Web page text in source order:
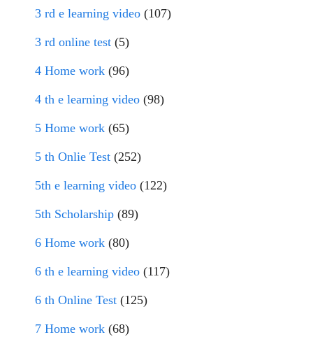
3 rd e learning video (107)
3 rd online test (5)
4 Home work (96)
4 th e learning video (98)
5 Home work (65)
5 th Onlie Test (252)
5th e learning video (122)
5th Scholarship (89)
6 Home work (80)
6 th e learning video (117)
6 th Online Test (125)
7 Home work (68)